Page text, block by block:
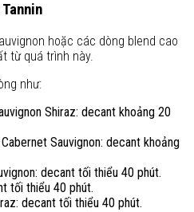
hoặc các dòng blend cao
từ quá trình này.
như:
Shiraz: decant khoảng 20
Sauvignon: decant khoảng
decant tối thiểu 40 phút.
tối thiểu 40 phút.
decant tối thiểu 40 phút.